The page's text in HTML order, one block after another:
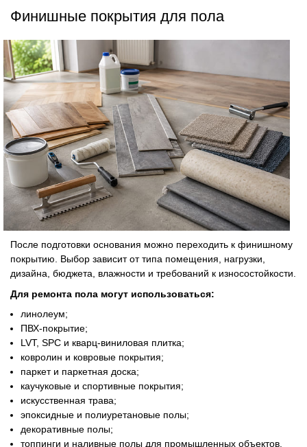
Финишные покрытия для пола
После подготовки основания можно переходить к финишному
покрытию. Выбор зависит от типа помещения, нагрузки,
дизайна, бюджета, влажности и требований к износостойкости.
Для ремонта пола могут использоваться:
линолеум;
ПВХ-покрытие;
LVT, SPC и кварц-виниловая плитка;
ковролин и ковровые покрытия;
паркет и паркетная доска;
каучуковые и спортивные покрытия;
искусственная трава;
эпоксидные и полиуретановые полы;
декоративные полы;
топпинги и наливные полы для промышленных объектов.